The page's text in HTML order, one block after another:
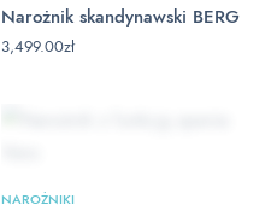
Narożnik skandynawski BERG
3,499.00zł
NAROŻNIKI